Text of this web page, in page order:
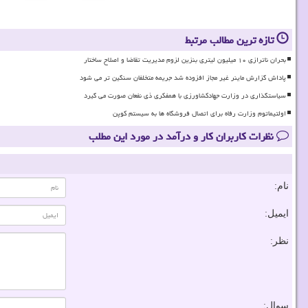
تازه ترین مطالب مرتبط
بحران ناترازی ۱۰ میلیون لیتری بنزین لزوم مدیریت تقاضا و اصلاح ساختار
پاداش گزارش ماینر غیر مجاز افزوده شد جریمه متخلفان سنگین تر می شود
سیاستگذاری در وزارت جهادکشاورزی با همفکری ذی نفعان صورت می گیرد
اولتیماتوم وزارت رفاه برای اتصال فروشگاه ها به سیستم کوپن
نظرات کاربران کار و درآمد در مورد این مطلب
نام:
ایمیل:
نظر:
سوال: